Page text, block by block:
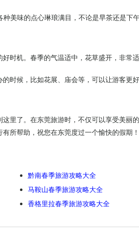
美味的点心琳琅满目，不论是早茶还是下
时机。春季的气温适中，花草盛开，非常
时候，比如花展、庙会等，可以让游客更
里了。在东莞旅游时，不仅可以享受美丽
所帮助，祝您在东莞度过一个愉快的假期！
黔南春季旅游攻略大全
马鞍山春季旅游攻略大全
香格里拉春季旅游攻略大全